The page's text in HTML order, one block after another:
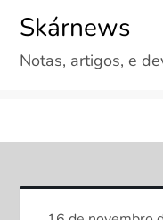
content
Skárnews
Notas, artigos, e